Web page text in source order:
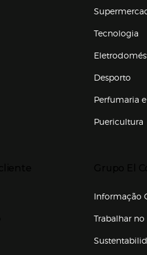
Tecnologia
Desporto
Perfumaria
Puericultura
Informação
Trabalhar
Enlaces de